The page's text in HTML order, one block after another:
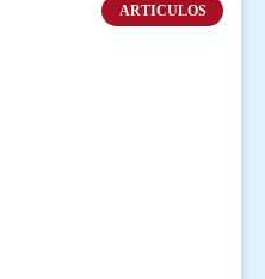
ARTICULOS